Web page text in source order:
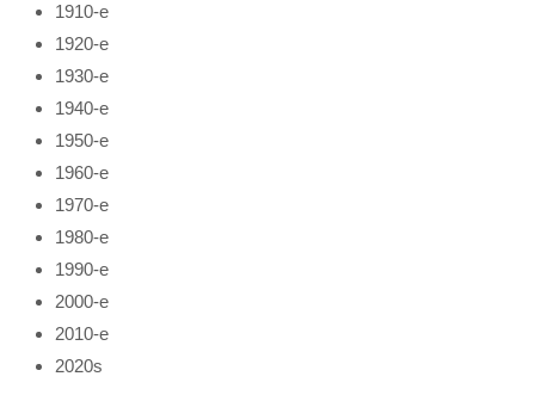
1910-е
1920-е
1930-е
1940-е
1950-е
1960-е
1970-е
1980-е
1990-е
2000-е
2010-е
2020s